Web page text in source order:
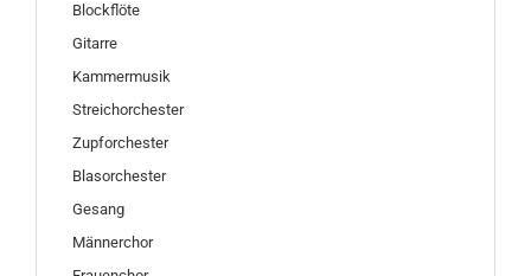
Blockflöte
Gitarre
Kammermusik
Streichorchester
Zupforchester
Blasorchester
Gesang
Männerchor